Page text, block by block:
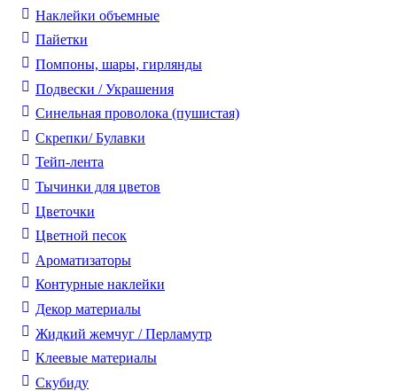
Наклейки объемные
Пайетки
Помпоны, шары, гирлянды
Подвески / Украшения
Синельная проволока (пушистая)
Скрепки/ Булавки
Тейп-лента
Тычинки для цветов
Цветочки
Цветной песок
Ароматизаторы
Контурные наклейки
Декор материалы
Жидкий жемчуг / Перламутр
Клеевые материалы
Скубиду